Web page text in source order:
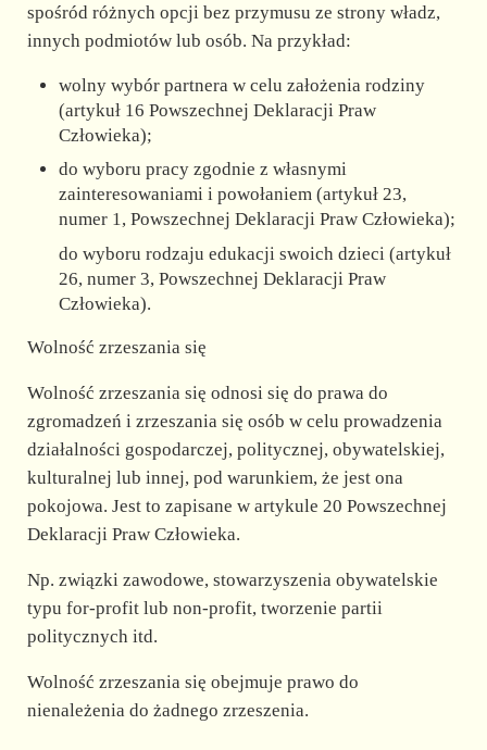
spośród różnych opcji bez przymusu ze strony władz,
innych podmiotów lub osób. Na przykład:
wolny wybór partnera w celu założenia rodziny
(artykuł 16 Powszechnej Deklaracji Praw
Człowieka);
do wyboru pracy zgodnie z własnymi
zainteresowaniami i powołaniem (artykuł 23,
numer 1, Powszechnej Deklaracji Praw Człowieka);
do wyboru rodzaju edukacji swoich dzieci (artykuł
26, numer 3, Powszechnej Deklaracji Praw
Człowieka).
Wolność zrzeszania się
Wolność zrzeszania się odnosi się do prawa do
zgromadzeń i zrzeszania się osób w celu prowadzenia
działalności gospodarczej, politycznej, obywatelskiej,
kulturalnej lub innej, pod warunkiem, że jest ona
pokojowa. Jest to zapisane w artykule 20 Powszechnej
Deklaracji Praw Człowieka.
Np. związki zawodowe, stowarzyszenia obywatelskie
typu for-profit lub non-profit, tworzenie partii
politycznych itd.
Wolność zrzeszania się obejmuje prawo do
nienależenia do żadnego zrzeszenia.